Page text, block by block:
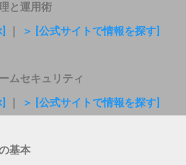
と運用術
＞ [公式サイトで情報を探す]
ムセキュリティ
＞ [公式サイトで情報を探す]
基本